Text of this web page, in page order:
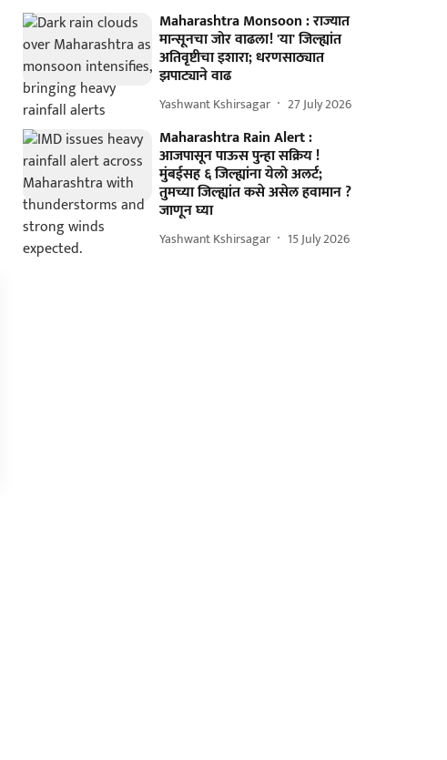
Maharashtra Monsoon : राज्यात
मान्सूनचा जोर वाढला! 'या' जिल्ह्यांत
अतिवृष्टीचा इशारा; धरणसाठ्यात
झपाट्याने वाढ
Yashwant Kshirsagar 27 July 2026
Maharashtra Rain Alert :
आजपासून पाऊस पुन्हा सक्रिय !
मुंबईसह ६ जिल्ह्यांना येलो अलर्ट;
तुमच्या जिल्ह्यांत कसे असेल हवामान ?
जाणून घ्या
Yashwant Kshirsagar 15 July 2026